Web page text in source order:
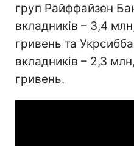
груп Райффайзен
вкладників – 3,4
гривень та
вкладників – 2,3
гривень.